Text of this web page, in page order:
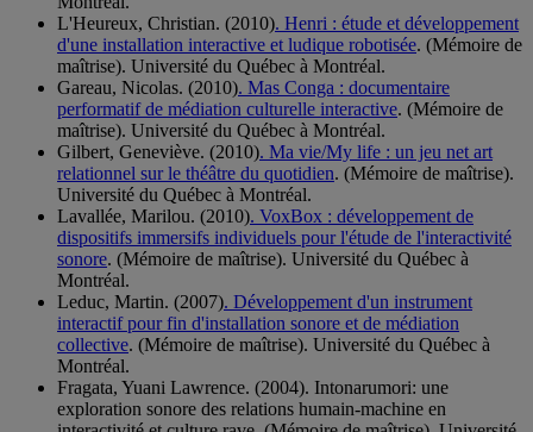
L'Heureux, Christian. (2010). Henri : étude et développement
d'une installation interactive et ludique robotisée. (Mémoire de
maîtrise). Université du Québec à Montréal.
Gareau, Nicolas. (2010). Mas Conga : documentaire
performatif de médiation culturelle interactive. (Mémoire de
maîtrise). Université du Québec à Montréal.
Gilbert, Geneviève. (2010). Ma vie/My life : un jeu net art
relationnel sur le théâtre du quotidien. (Mémoire de maîtrise).
Université du Québec à Montréal.
Lavallée, Marilou. (2010). VoxBox : développement de
dispositifs immersifs individuels pour l'étude de l'interactivité
sonore. (Mémoire de maîtrise). Université du Québec à
Montréal.
Leduc, Martin. (2007). Développement d'un instrument
interactif pour fin d'installation sonore et de médiation
collective. (Mémoire de maîtrise). Université du Québec à
Montréal.
Fragata, Yuani Lawrence. (2004). Intonarumori: une
exploration sonore des relations humain-machine en